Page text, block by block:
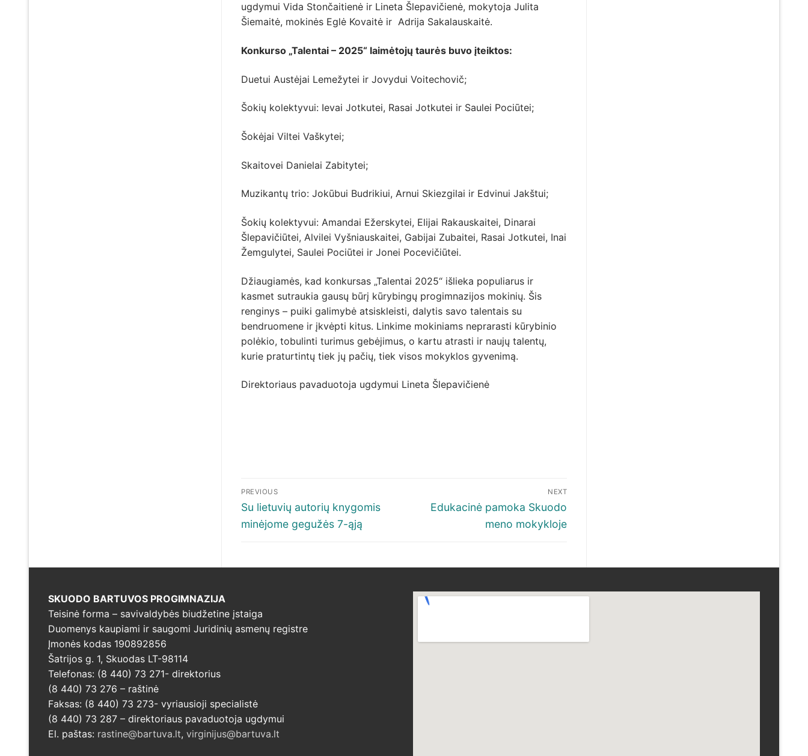
ugdymui Vida Stončaitienė ir Lineta Šlepavičienė, mokytoja Julita
Šiemaitė, mokinės Eglė Kovaitė ir Adrija Sakalauskaitė.
Konkurso „Talentai – 2025“ laimėtojų taurės buvo įteiktos:
Duetui Austėjai Lemežytei ir Jovydui Voitechovič;
Šokių kolektyvui: Ievai Jotkutei, Rasai Jotkutei ir Saulei Pociūtei;
Šokėjai Viltei Vaškytei;
Skaitovei Danielai Zabitytei;
Muzikantų trio: Jokūbui Budrikiui, Arnui Skiezgilai ir Edvinui Jakštui;
Šokių kolektyvui: Amandai Ežerskytei, Elijai Rakauskaitei, Dinarai
Šlepavičiūtei, Alvilei Vyšniauskaitei, Gabijai Zubaitei, Rasai Jotkutei, Inai
Žemgulytei, Saulei Pociūtei ir Jonei Pocevičiūtei.
Džiaugiamės, kad konkursas „Talentai 2025“ išlieka populiarus ir
kasmet sutraukia gausų būrį kūrybingų progimnazijos mokinių. Šis
renginys – puiki galimybė atsiskleisti, dalytis savo talentais su
bendruomene ir įkvėpti kitus. Linkime mokiniams neprarasti kūrybinio
polėkio, tobulinti turimus gebėjimus, o kartu atrasti ir naujų talentų,
kurie praturtintų tiek jų pačių, tiek visos mokyklos gyvenimą.
Direktoriaus pavaduotoja ugdymui Lineta Šlepavičienė
Navigacija
tarp
įrašų
PREVIOUS
Previous
post:
Su lietuvių autorių knygomis
minėjome gegužės 7-ąją
NEXT
Next
Edukacinė pamoka Skuodo
meno mokykloje
SKUODO BARTUVOS PROGIMNAZIJA
Teisinė forma – savivaldybės biudžetine įstaiga
Duomenys kaupiami ir saugomi Juridinių asmenų registre
Įmonės kodas 190892856
Šatrijos g. 1, Skuodas LT-98114
Telefonas: (8 440) 73 271- direktorius
(8 440) 73 276 – raštinė
Faksas: (8 440) 73 273- vyriausioji specialistė
(8 440) 73 287 – direktoriaus pavaduotoja ugdymui
El. paštas: rastine@bartuva.lt, virginijus@bartuva.lt